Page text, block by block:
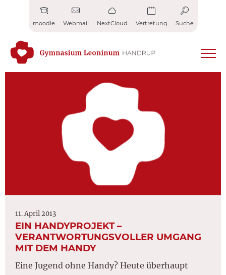
moodle Webmail NextCloud Vertretung Suche
11. April 2013
EIN HANDYPROJEKT –
VERANTWORTUNGSVOLLER UMGANG
MIT DEM HANDY
Eine Jugend ohne Handy? Heute überhaupt